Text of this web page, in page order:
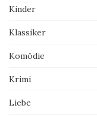
Kinder
Klassiker
Komödie
Krimi
Liebe